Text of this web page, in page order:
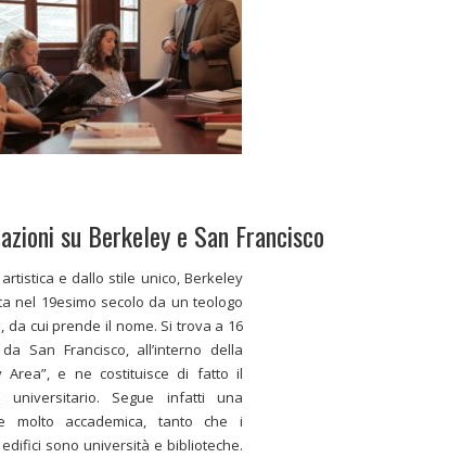
su Berkeley e San Francisco
e dallo stile unico, Berkeley
nel 19esimo secolo da un teologo
da cui prende il nome. Si trova a 16
San Francisco, all’interno della
Area”, e ne costituisce di fatto il
universitario. Segue infatti una
molto accademica, tanto che i
sono università e biblioteche.